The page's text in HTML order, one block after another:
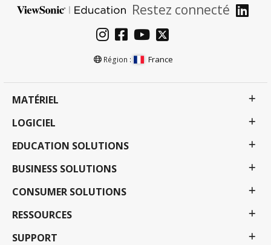
Restez connecté
Région : France
MATÉRIEL
LOGICIEL
EDUCATION SOLUTIONS
BUSINESS SOLUTIONS
CONSUMER SOLUTIONS
RESSOURCES
SUPPORT